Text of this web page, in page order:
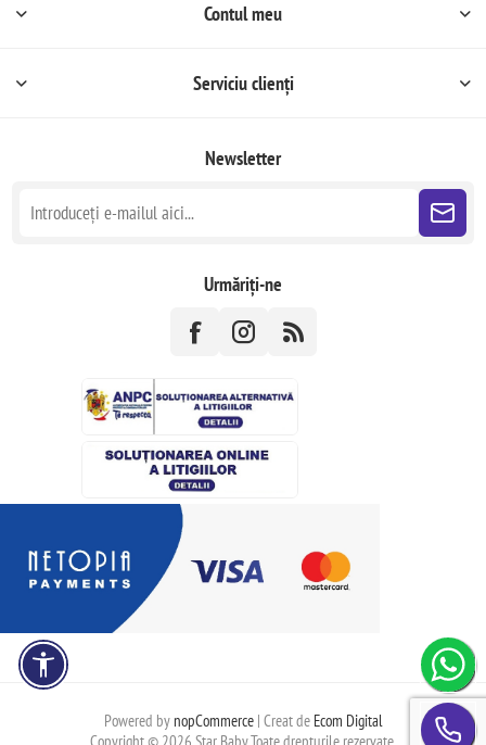
Contul meu
Serviciu clienți
Newsletter
Urmăriți-ne
Powered by nopCommerce| Creat de Ecom Digital
Copyright © 2026 Star Baby.Toate drepturile rezervate.